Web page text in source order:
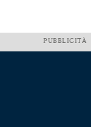
PUBBLICITÀ